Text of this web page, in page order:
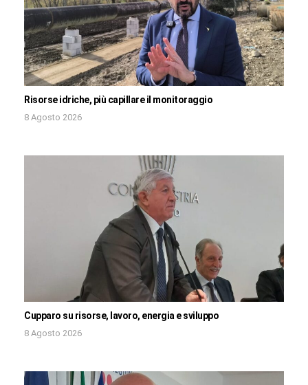
Risorse idriche, più capillare il monitoraggio
8 Agosto 2026
Cupparo su risorse, lavoro, energia e sviluppo
8 Agosto 2026